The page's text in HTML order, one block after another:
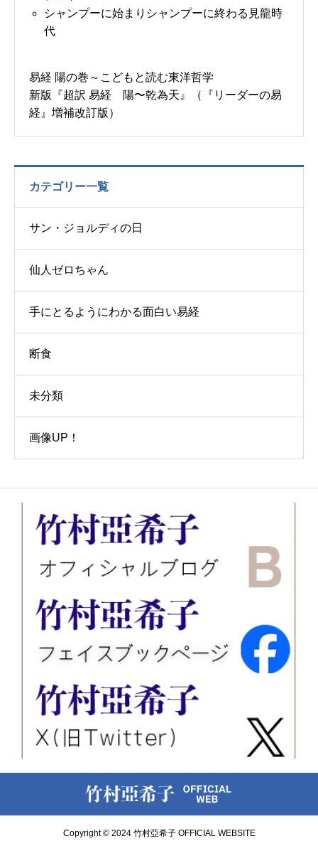
シャンプーに始まりシャンプーに終わる見龍時
代
易経 陽の巻～こどもと読む東洋哲学
新版『超訳 易経 陽〜乾為天』（『リーダーの易
経』増補改訂版）
カテゴリー一覧
サン・ジョルディの日
仙人ゼロちゃん
手にとるようにわかる面白い易経
断食
未分類
画像UP！
Copyright © 2024 竹村亞希子 OFFICIAL WEBSITE